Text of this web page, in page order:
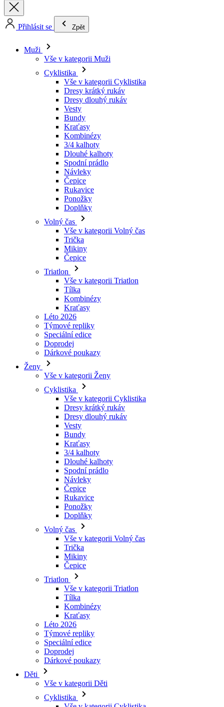
Přihlásit se Zpět
Muži
Vše v kategorii Muži
Cyklistika
Vše v kategorii Cyklistika
Dresy krátký rukáv
Dresy dlouhý rukáv
Vesty
Bundy
Kraťasy
Kombinézy
3/4 kalhoty
Dlouhé kalhoty
Spodní prádlo
Návleky
Čepice
Rukavice
Ponožky
Doplňky
Volný čas
Vše v kategorii Volný čas
Trička
Mikiny
Čepice
Triatlon
Vše v kategorii Triatlon
Tílka
Kombinézy
Kraťasy
Léto 2026
Týmové repliky
Speciální edice
Doprodej
Dárkové poukazy
Ženy
Vše v kategorii Ženy
Cyklistika
Vše v kategorii Cyklistika
Dresy krátký rukáv
Dresy dlouhý rukáv
Vesty
Bundy
Kraťasy
3/4 kalhoty
Dlouhé kalhoty
Spodní prádlo
Návleky
Čepice
Rukavice
Ponožky
Doplňky
Volný čas
Vše v kategorii Volný čas
Trička
Mikiny
Čepice
Triatlon
Vše v kategorii Triatlon
Tílka
Kombinézy
Kraťasy
Léto 2026
Týmové repliky
Speciální edice
Doprodej
Dárkové poukazy
Děti
Vše v kategorii Děti
Cyklistika